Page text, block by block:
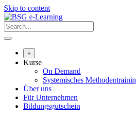
Skip to content
+
Kurse
On Demand
Systemisches
Über uns
Für Unternehmen
Bildungsgutschein